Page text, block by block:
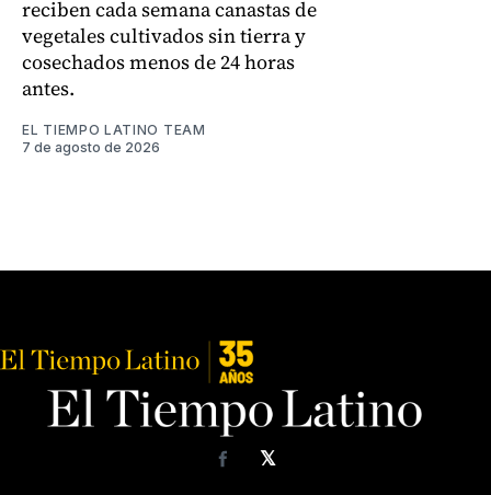
reciben cada semana canastas de
vegetales cultivados sin tierra y
cosechados menos de 24 horas
antes.
EL TIEMPO LATINO TEAM
7 de agosto de 2026
𝕏
Facebook